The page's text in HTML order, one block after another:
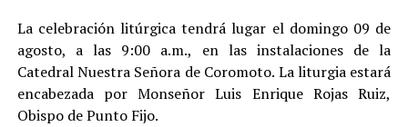
La celebración litúrgica tendrá lugar el domingo 09 de
agosto, a las 9:00 a.m., en las instalaciones de la
Catedral Nuestra Señora de Coromoto. La liturgia estará
encabezada por Monseñor Luis Enrique Rojas Ruiz,
Obispo de Punto Fijo.